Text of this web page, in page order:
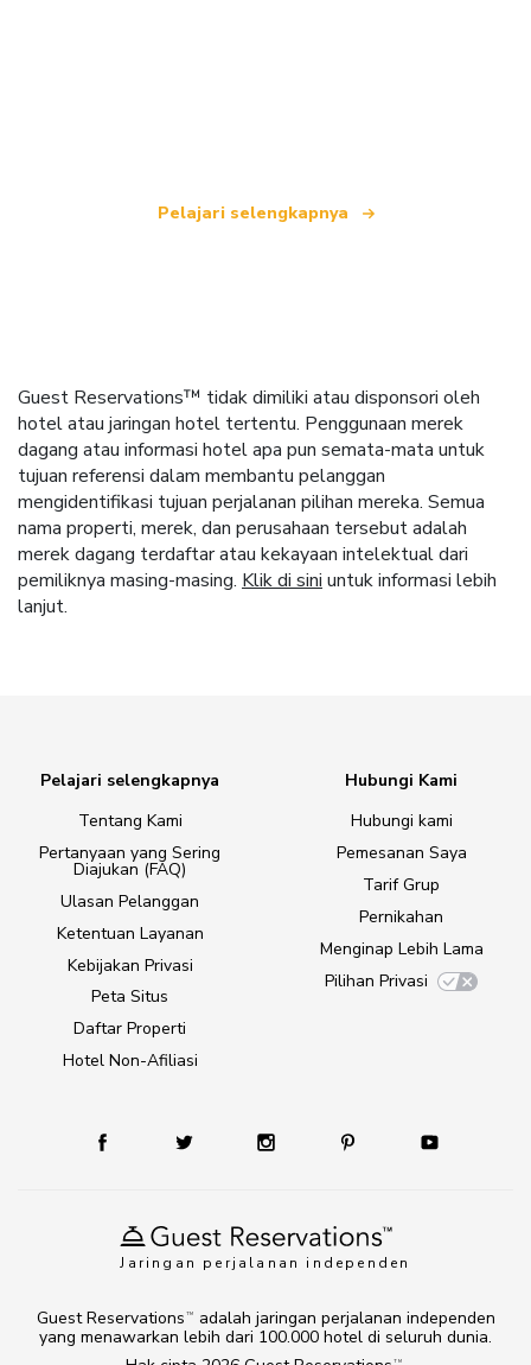
Pelajari selengkapnya
Guest Reservations™ tidak dimiliki atau disponsori oleh
hotel atau jaringan hotel tertentu. Penggunaan merek
dagang atau informasi hotel apa pun semata-mata untuk
tujuan referensi dalam membantu pelanggan
mengidentifikasi tujuan perjalanan pilihan mereka. Semua
nama properti, merek, dan perusahaan tersebut adalah
merek dagang terdaftar atau kekayaan intelektual dari
pemiliknya masing-masing. Klik di sini untuk informasi lebih
lanjut.
Jaringan perjalanan independen
Pelajari selengkapnya
Tentang Kami
Pertanyaan yang Sering
Diajukan (FAQ)
Ulasan Pelanggan
Ketentuan Layanan
Kebijakan Privasi
Peta Situs
Daftar Properti
Hotel Non-Afiliasi
Hubungi Kami
Hubungi kami
Pemesanan Saya
Tarif Grup
Pernikahan
Menginap Lebih Lama
Pilihan Privasi
TM
Guest Reservations TM
adalah jaringan perjalanan independen
yang menawarkan lebih dari 100.000 hotel di seluruh dunia.